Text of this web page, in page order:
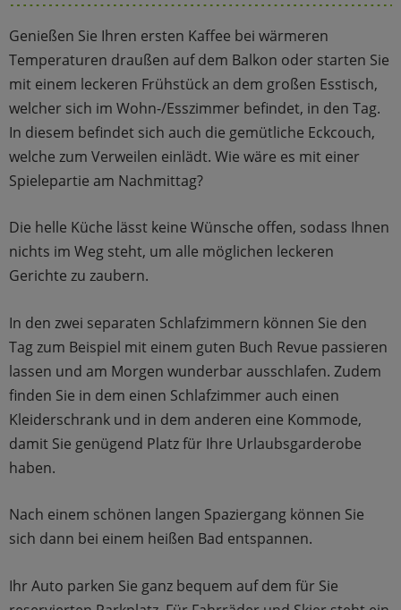
Genießen Sie Ihren ersten Kaffee bei wärmeren
Temperaturen draußen auf dem Balkon oder starten Sie
mit einem leckeren Frühstück an dem großen Esstisch,
welcher sich im Wohn-/Esszimmer befindet, in den Tag.
In diesem befindet sich auch die gemütliche Eckcouch,
welche zum Verweilen einlädt. Wie wäre es mit einer
Spielepartie am Nachmittag?
Die helle Küche lässt keine Wünsche offen, sodass Ihnen
nichts im Weg steht, um alle möglichen leckeren
Gerichte zu zaubern.
In den zwei separaten Schlafzimmern können Sie den
Tag zum Beispiel mit einem guten Buch Revue passieren
lassen und am Morgen wunderbar ausschlafen. Zudem
finden Sie in dem einen Schlafzimmer auch einen
Kleiderschrank und in dem anderen eine Kommode,
damit Sie genügend Platz für Ihre Urlaubsgarderobe
haben.
Nach einem schönen langen Spaziergang können Sie
sich dann bei einem heißen Bad entspannen.
Ihr Auto parken Sie ganz bequem auf dem für Sie